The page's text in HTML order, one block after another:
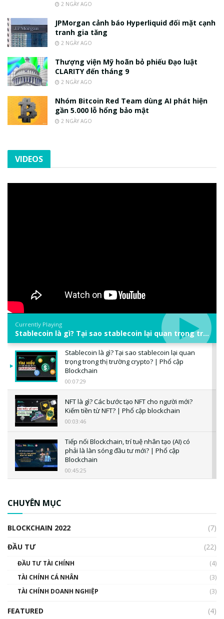
2 NGÀY AGO
JPMorgan cảnh báo Hyperliquid đối mặt cạnh
tranh gia tăng
2 NGÀY AGO
Thượng viện Mỹ hoãn bỏ phiếu Đạo luật
CLARITY đến tháng 9
2 NGÀY AGO
Nhóm Bitcoin Red Team dùng AI phát hiện
gần 5.000 lỗ hổng bảo mật
2 NGÀY AGO
VIDEOS
Currently Playing
Stablecoin là gì? Tại sao stablecoin lại quan trọng trong thị trường crypto? | Phổ cập Blockchain
Stablecoin là gì? Tại sao stablecoin lại quan
trọng trong thị trường crypto? | Phổ cập
Blockchain
00:07:29
NFT là gì? Các bước tạo NFT cho người mới?
Kiếm tiền từ NFT? | Phổ cập blockchain
00:03:46
Tiếp nối Blockchain, trí tuệ nhân tạo (AI) có
phải là làn sóng đầu tư mới? | Phổ cập
Blockchain
00:45:25
00:02:14
Nhìn lại năm 2022: Những sự kiện ảnh hưởng
đến hệ sinh thái tiền mã hoá | Phổ cập
CHUYÊN MỤC
BLOCKCHAIN 2022
(7)
ĐẦU TƯ
(22)
ĐẦU TƯ TÀI CHÍNH
(4)
TÀI CHÍNH CÁ NHÂN
(3)
TÀI CHÍNH DOANH NGHIỆP
(3)
FEATURED
(4)